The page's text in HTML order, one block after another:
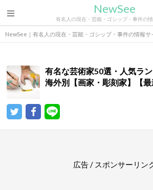
NewSee
有名人の現在・芸能・ゴシップ・事件の
NewSee｜有名人の現在・芸能・ゴシップ・事件の情報サ
有名な芸術家50選・人気ラ
海外別【画家・彫刻家】【最
広告 / スポンサーリン